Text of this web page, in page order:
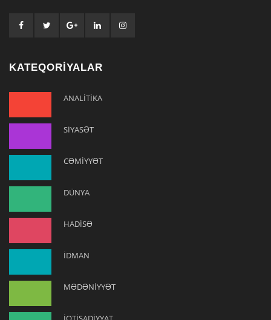
KATEQORİYALAR
ANALİTİKA
SİYASƏT
CƏMİYYƏT
DÜNYA
HADİSƏ
İDMAN
MƏDƏNİYYƏT